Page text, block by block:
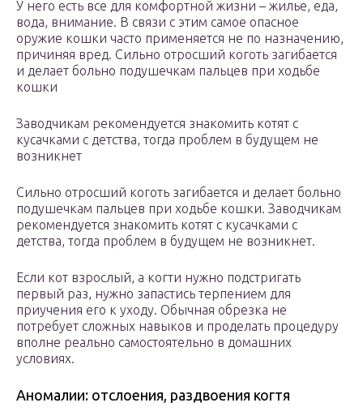
У него есть все для комфортной жизни – жилье, еда,
вода, внимание. В связи с этим самое опасное
оружие кошки часто применяется не по назначению,
причиняя вред. Сильно отросший коготь загибается
и делает больно подушечкам пальцев при ходьбе
кошки
Заводчикам рекомендуется знакомить котят с
кусачками с детства, тогда проблем в будущем не
возникнет
Сильно отросший коготь загибается и делает больно
подушечкам пальцев при ходьбе кошки. Заводчикам
рекомендуется знакомить котят с кусачками с
детства, тогда проблем в будущем не возникнет.
Если кот взрослый, а когти нужно подстригать
первый раз, нужно запастись терпением для
приучения его к уходу. Обычная обрезка не
потребует сложных навыков и проделать процедуру
вполне реально самостоятельно в домашних
условиях.
Аномалии: отслоения, раздвоения когтя